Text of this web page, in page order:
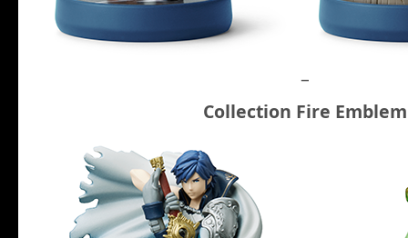
–
Collection Fire Emblem